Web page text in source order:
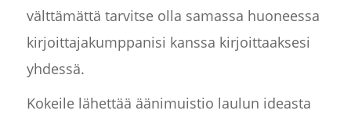
välttämättä tarvitse olla samassa huoneessa
kirjoittajakumppanisi kanssa kirjoittaaksesi
yhdessä.
Kokeile lähettää äänimuistio laulun ideasta